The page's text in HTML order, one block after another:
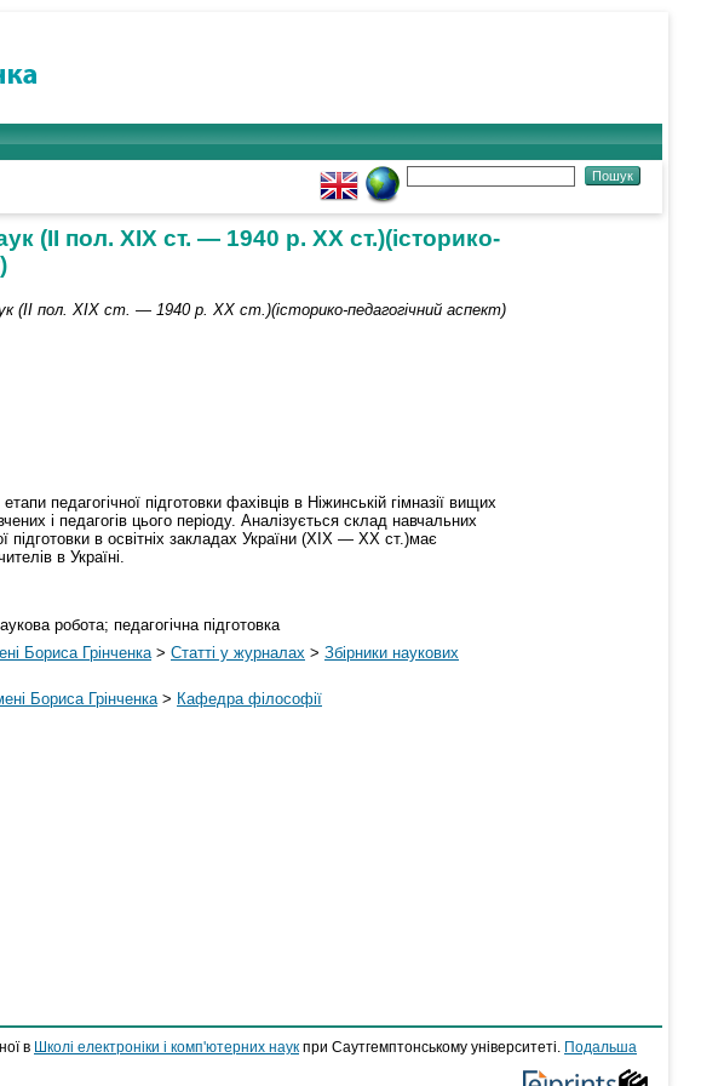
(ІІ пол. ХІХ ст. — 1940 р. ХХ ст.)(історико-
(ІІ пол. ХІХ ст. — 1940 р. ХХ ст.)(історико-педагогічний аспект)
педагогічної підготовки фахівців в Ніжинській гімназії вищих
і педагогів цього періоду. Аналізується склад навчальних
підготовки в освітніх закладах України (ХІХ — ХХ ст.)має
в Україні.
робота; педагогічна підготовка
Бориса Грінченка > Статті у журналах > Збірники наукових
Бориса Грінченка > Кафедра філософії
в Школі електроніки і комп'ютерних наук при Саутгемптонському університеті.
Подальша